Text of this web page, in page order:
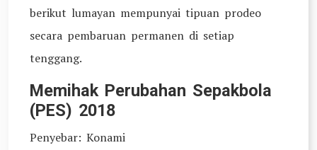
berikut lumayan mempunyai tipuan prodeo
secara pembaruan permanen di setiap
tenggang.
Memihak Perubahan Sepakbola
(PES) 2018
Penyebar: Konami